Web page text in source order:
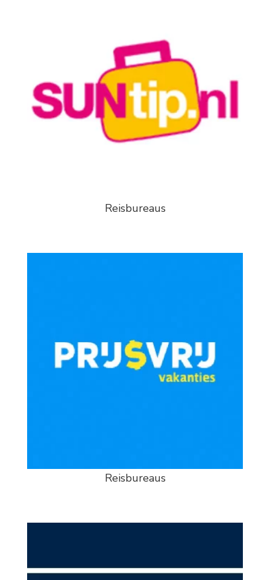
Reisbureaus
Reisbureaus